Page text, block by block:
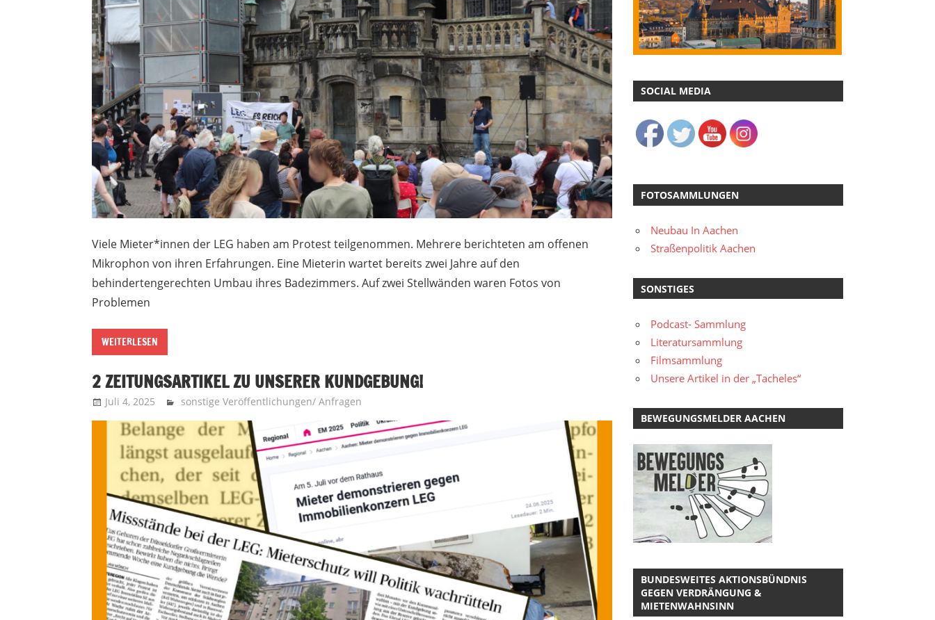
Viele Mieter*innen der LEG haben am Protest teilgenommen. Mehrere berichteten am offenen
Mikrophon von ihren Erfahrungen. Eine Mieterin wartet bereits zwei Jahre auf den
behindertengerechten Umbau ihres Badezimmers. Auf zwei Stellwänden waren Fotos von
Problemen
WEITERLESEN
2 ZEITUNGSARTIKEL ZU UNSERER KUNDGEBUNG!
Juli 4, 2025 Recht auf Stadt Aachen
sonstige Veröffentlichungen/ Anfragen
SOCIAL MEDIA
FOTOSAMMLUNGEN
Neubau In Aachen
Straßenpolitik Aachen
SONSTIGES
Podcast- Sammlung
Literatursammlung
Filmsammlung
Unsere Artikel in der „Tacheles“
BEWEGUNGSMELDER AACHEN
BUNDESWEITES AKTIONSBÜNDNIS
GEGEN VERDRÄNGUNG &
MIETENWAHNSINN